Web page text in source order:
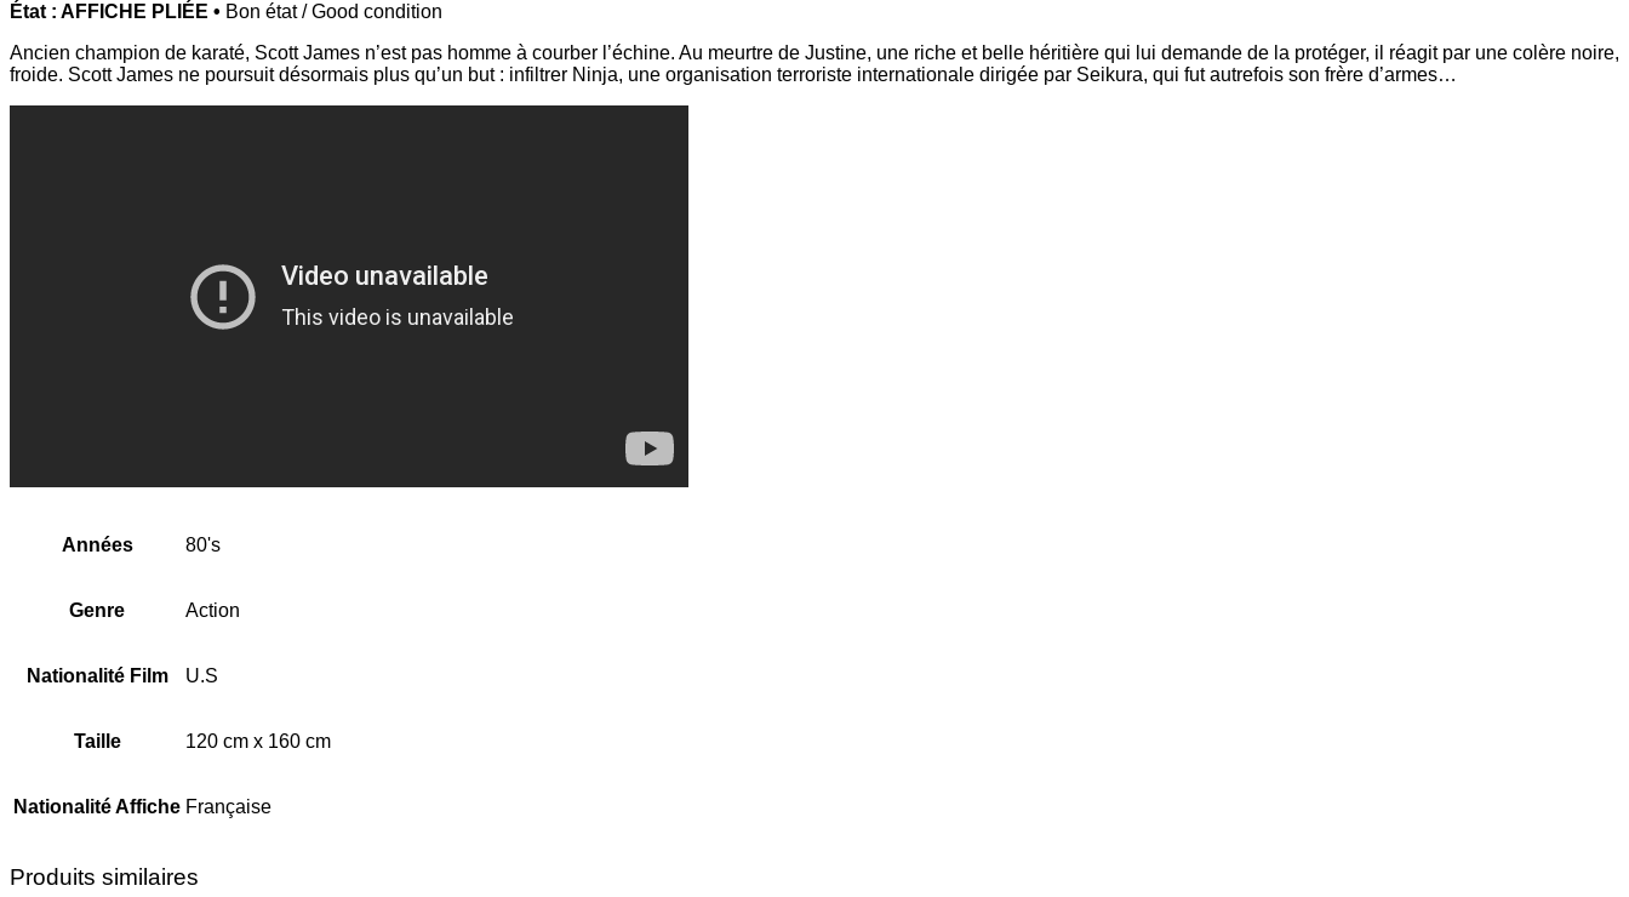
État : AFFICHE PLIÉE • Bon état / Good condition
Ancien champion de karaté, Scott James n’est pas homme à courber l’échine. Au meurtre de Justine, une riche et belle héritière qui lui demande de la protéger, il réagit par une colère noire,
froide. Scott James ne poursuit désormais plus qu’un but : infiltrer Ninja, une organisation terroriste internationale dirigée par Seikura, qui fut autrefois son frère d’armes…
Années 80's
Genre Action
Nationalité Film U.S
Taille 120 cm x 160 cm
Nationalité Affiche Française
Produits similaires